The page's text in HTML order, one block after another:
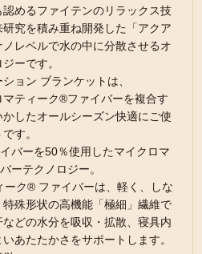
めるファイテンのリラックス技
究を積み重ね開発した「アクア
レベルで水の中に分散させるオ
ーです。
ョン ブランケットは、
ティーク®ファイバーを複合す
したオールシーズン快適にご使
す。
バーを50％使用したマイクロマ
ーテクノロジー。
ーク® ファイバーは、軽く、しな
殊形状の高機能「極細」繊維で
どの水分を吸収・拡散、寝具内
あたたかさをサポートします。